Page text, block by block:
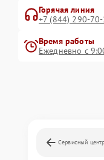
Горячая линия
+7 (844) 290-
Время работы
Ежедневно с
Сервисный